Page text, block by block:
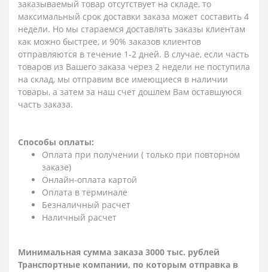
заказываемый товар отсутствует на складе, то
максимальный срок доставки заказа может составить 4
недели. Но мы стараемся доставлять заказы клиентам
как можно быстрее, и 90% заказов клиентов
отправляются в течение 1-2 дней. В случае, если часть
товаров из Вашего заказа через 2 недели не поступила
на склад, мы отправим все имеющиеся в наличии
товары, а затем за наш счет дошлем Вам оставшуюся
часть заказа.
Способы оплаты:
Оплата при получении ( только при повторном
заказе)
Онлайн-оплата картой
Оплата в терминале
Безналичный расчет
Наличный расчет
Минимальная сумма заказа 3000 тыс. рублей
Транспортные компании, по которым отправка в